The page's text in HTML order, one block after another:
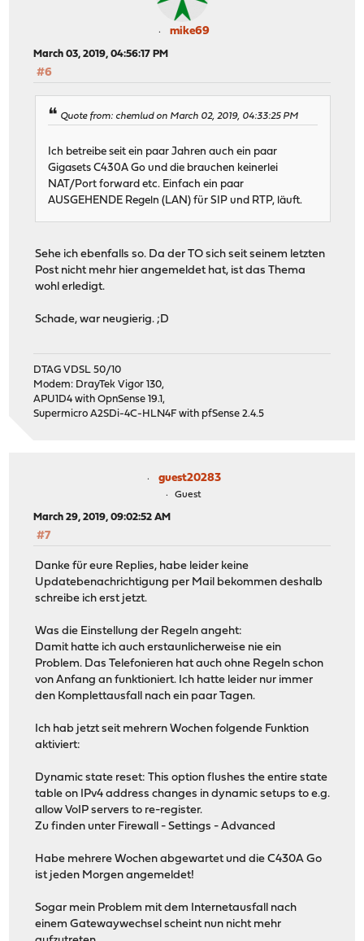
mike69
March 03, 2019, 04:56:17 PM
#6
Quote from: chemlud on March 02, 2019, 04:33:25 PM
Ich betreibe seit ein paar Jahren auch ein paar
Gigasets C430A Go und die brauchen keinerlei
NAT/Port forward etc. Einfach ein paar
AUSGEHENDE Regeln (LAN) für SIP und RTP, läuft.
Sehe ich ebenfalls so. Da der TO sich seit seinem letzten
Post nicht mehr hier angemeldet hat, ist das Thema
wohl erledigt.
Schade, war neugierig. ;D
DTAG VDSL 50/10
Modem: DrayTek Vigor 130,
APU1D4 with OpnSense 19.1,
Supermicro A2SDi-4C-HLN4F with pfSense 2.4.5
guest20283
Guest
March 29, 2019, 09:02:52 AM
#7
Danke für eure Replies, habe leider keine
Updatebenachrichtigung per Mail bekommen deshalb
schreibe ich erst jetzt.
Was die Einstellung der Regeln angeht:
Damit hatte ich auch erstaunlicherweise nie ein
Problem. Das Telefonieren hat auch ohne Regeln schon
von Anfang an funktioniert. Ich hatte leider nur immer
den Komplettausfall nach ein paar Tagen.
Ich hab jetzt seit mehrern Wochen folgende Funktion
aktiviert:
Dynamic state reset: This option flushes the entire state
table on IPv4 address changes in dynamic setups to e.g.
allow VoIP servers to re-register.
Zu finden unter Firewall - Settings - Advanced
Habe mehrere Wochen abgewartet und die C430A Go
ist jeden Morgen angemeldet!
Sogar mein Problem mit dem Internetausfall nach
einem Gatewaywechsel scheint nun nicht mehr